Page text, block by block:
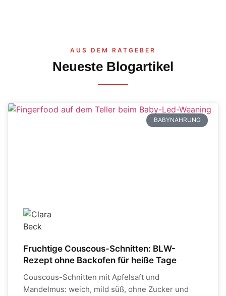
AUS DEM RATGEBER
Neueste Blogartikel
BABYNAHRUNG
Fruchtige Couscous-Schnitten: BLW-
Rezept ohne Backofen für heiße Tage
Couscous-Schnitten mit Apfelsaft und
Mandelmus: weich, mild süß, ohne Zucker und